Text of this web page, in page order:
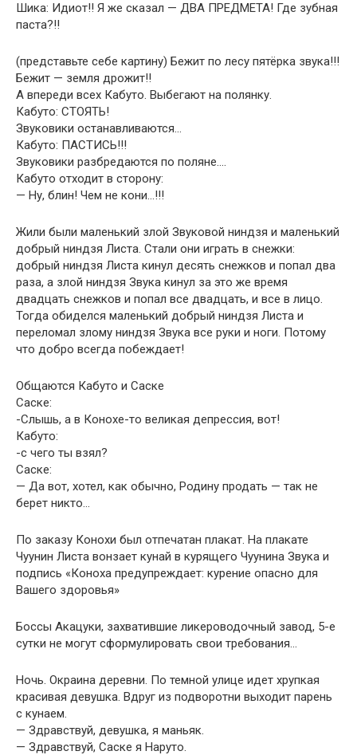
Шика: Идиот!! Я же сказал — ДВА ПРЕДМЕТА! Где зубная
паста?!!
(представьте себе картину) Бежит по лесу пятёрка звука!!!
Бежит — земля дрожит!!
А впереди всех Кабуто. Выбегают на полянку.
Кабуто: СТОЯТЬ!
Звуковики останавливаются…
Кабуто: ПАСТИСЬ!!!
Звуковики разбредаются по поляне….
Кабуто отходит в сторону:
— Ну, блин! Чем не кони…!!!
Жили были маленький злой Звуковой ниндзя и маленький
добрый ниндзя Листа. Стали они играть в снежки:
добрый ниндзя Листа кинул десять снежков и попал два
раза, а злой ниндзя Звука кинул за это же время
двадцать снежков и попал все двадцать, и все в лицо.
Тогда обиделся маленький добрый ниндзя Листа и
переломал злому ниндзя Звука все руки и ноги. Потому
что добро всегда побеждает!
Общаются Кабуто и Саске
Саске:
-Слышь, а в Конохе-то великая депрессия, вот!
Кабуто:
-с чего ты взял?
Саске:
— Да вот, хотел, как обычно, Родину продать — так не
берет никто…
По заказу Конохи был отпечатан плакат. На плакате
Чуунин Листа вонзает кунай в курящего Чуунина Звука и
подпись «Коноха предупреждает: курение опасно для
Вашего здоровья»
Боссы Акацуки, захватившие ликероводочный завод, 5-е
сутки не могут сформулировать свои требования…
Ночь. Окраина деревни. По темной улице идет хрупкая
красивая девушка. Вдруг из подворотни выходит парень
с кунаем.
— Здравствуй, девушка, я маньяк.
— Здравствуй, Саске я Наруто.